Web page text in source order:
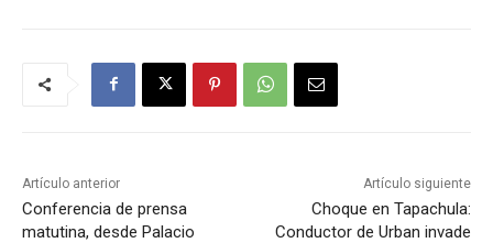
Artículo anterior
Conferencia de prensa
matutina, desde Palacio
Artículo siguiente
Choque en Tapachula:
Conductor de Urban invade